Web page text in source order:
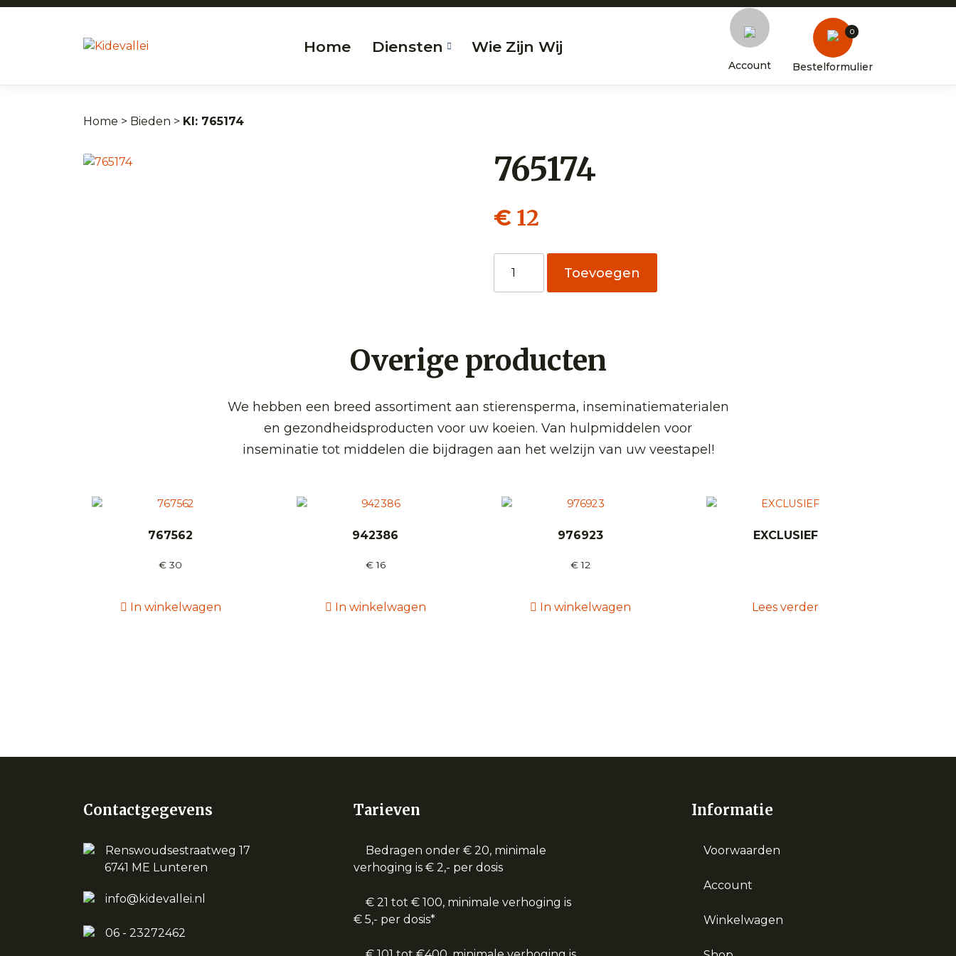
Home Diensten Wie Zijn Wij
Account
0
Bestelformulier
Home > Bieden > 765174
765174
€ 12
aantal
Toevoegen
Overige producten
We hebben een breed assortiment aan stierensperma, inseminatiematerialen
en gezondheidsproducten voor uw koeien. Van hulpmiddelen voor
inseminatie tot middelen die bijdragen aan het welzijn van uw veestapel!
767562
€ 30
In winkelwagen
942386
€16
In winkelwagen
976923
€12
In winkelwagen
EXCLUSIEF
Lees verder
Contactgegevens
Renswoudsestraatweg 17
6741 ME Lunteren
info@kidevallei.nl
06 - 23272462
Tarieven
Bedragen onder € 20, minimale
verhoging is € 2,- per dosis
€ 21 tot € 100, minimale verhoging is
€ 5,- per dosis*
Informatie
Voorwaarden
Account
Winkelwagen